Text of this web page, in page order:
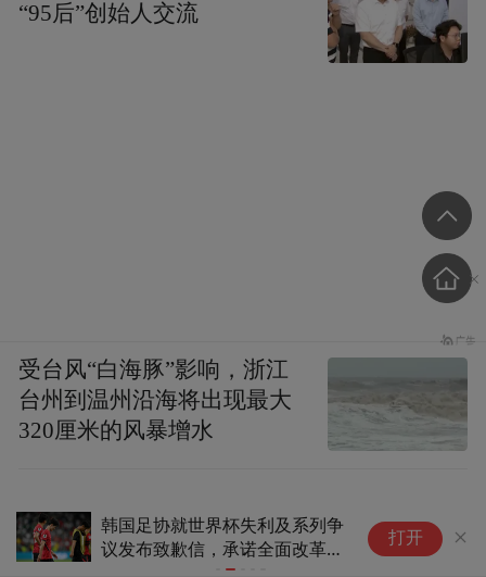
韩国足协就世界杯失利及系列争
议发布致歉信，承诺全面改革、
打开
“95后”创始人交流
受台风“白海豚”影响，浙江
台州到温州沿海将出现最大
320厘米的风暴增水